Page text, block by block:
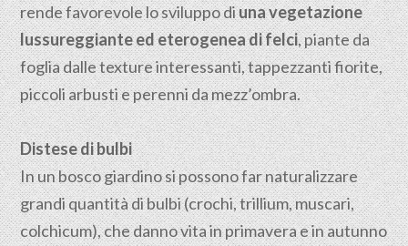
rende favorevole lo sviluppo diuna vegetazione
lussureggiante ed eterogenea di felci, piante da
foglia dalle texture interessanti, tappezzanti fiorite,
piccoli arbusti e perenni da mezz’ombra.
Distese di bulbi
In un bosco giardino si possono far naturalizzare
grandi quantità di bulbi (crochi, trillium, muscari,
colchicum), che danno vita in primavera e in autunno